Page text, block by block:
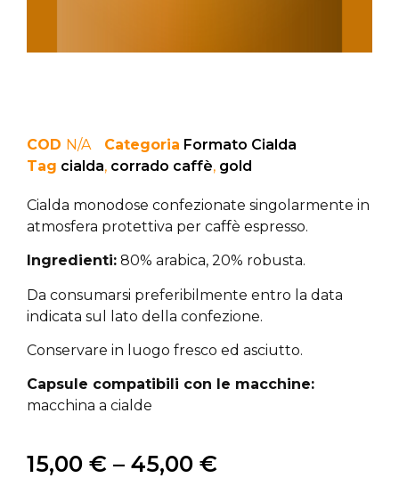
COD N/A Categoria Formato Cialda
Tag cialda, corrado caffè, gold
Cialda monodose confezionate singolarmente in
atmosfera protettiva per caffè espresso.
Ingredienti: 80% arabica, 20% robusta.
Da consumarsi preferibilmente entro la data
indicata sul lato della confezione.
Conservare in luogo fresco ed asciutto.
Capsule compatibili con le macchine:
macchina a cialde
15,00 € – 45,00 €